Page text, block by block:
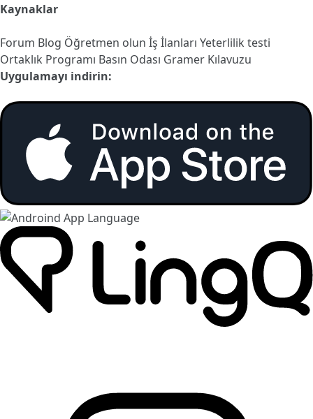
Kaynaklar
Forum Blog Öğretmen olun İş İlanları Yeterlilik testi
Ortaklık Programı Basın Odası Gramer Kılavuzu
Uygulamayı indirin: